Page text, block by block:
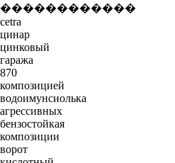
������������
cetra
цинар
цинковый
гаража
870
композицией
водоимунсиолька
агрессивных
бензостойкая
композиции
ворот